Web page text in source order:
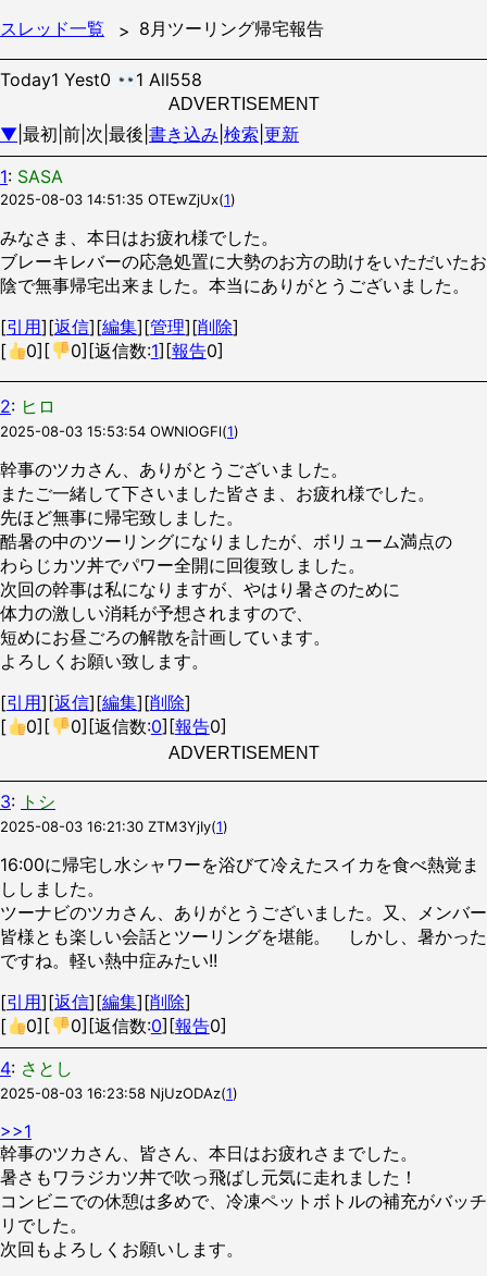
スレッド一覧 8月ツーリング帰宅報告
Today1 Yest0 1 All558
ADVERTISEMENT
▼ |最初|前|次|最後| 書き込み 検索 更新
1: SASA
2025-08-03 14:51:35 OTEwZjUx(1)
みなさま、本日はお疲れ様でした。
ブレーキレバーの応急処置に大勢のお方の助けをいただいたお
陰で無事帰宅出来ました。本当にありがとうございました。
[引用][返信][編集][管理][削除]
[
0][ 0][返信数:1][報告0]
2: ヒロ
2025-08-03 15:53:54 OWNlOGFl(1)
幹事のツカさん、ありがとうございました。
またご一緒して下さいました皆さま、お疲れ様でした。
先ほど無事に帰宅致しました。
酷暑の中のツーリングになりましたが、ボリューム満点の
わらじカツ丼でパワー全開に回復致しました。
次回の幹事は私になりますが、やはり暑さのために
体力の激しい消耗が予想されますので、
短めにお昼ごろの解散を計画しています。
よろしくお願い致します。
[引用][返信][編集][削除]
[
0][ 0][返信数:0][報告0]
ADVERTISEMENT
3: トシ
2025-08-03 16:21:30 ZTM3YjIy(1)
16:00に帰宅し水シャワーを浴びて冷えたスイカを食べ熱覚ま
ししました。
ツーナビのツカさん、ありがとうございました。又、メンバー
皆様とも楽しい会話とツーリングを堪能。 しかし、暑かった
ですね。軽い熱中症みたい!!
[引用][返信][編集][削除]
[
0][ 0][返信数:0][報告0]
4: さとし
2025-08-03 16:23:58 NjUzODAz(1)
>>1
幹事のツカさん、皆さん、本日はお疲れさまでした。
暑さもワラジカツ丼で吹っ飛ばし元気に走れました！
コンビニでの休憩は多めで、冷凍ペットボトルの補充がバッチ
リでした。
次回もよろしくお願いします。